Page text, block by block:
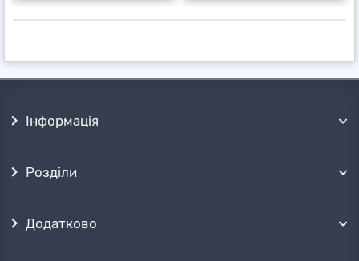
Інформація
Розділи
Додатково